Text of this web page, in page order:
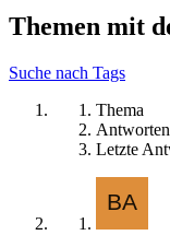
Themen mit
Suche nach Tags
Thema
Antworten
Letzte